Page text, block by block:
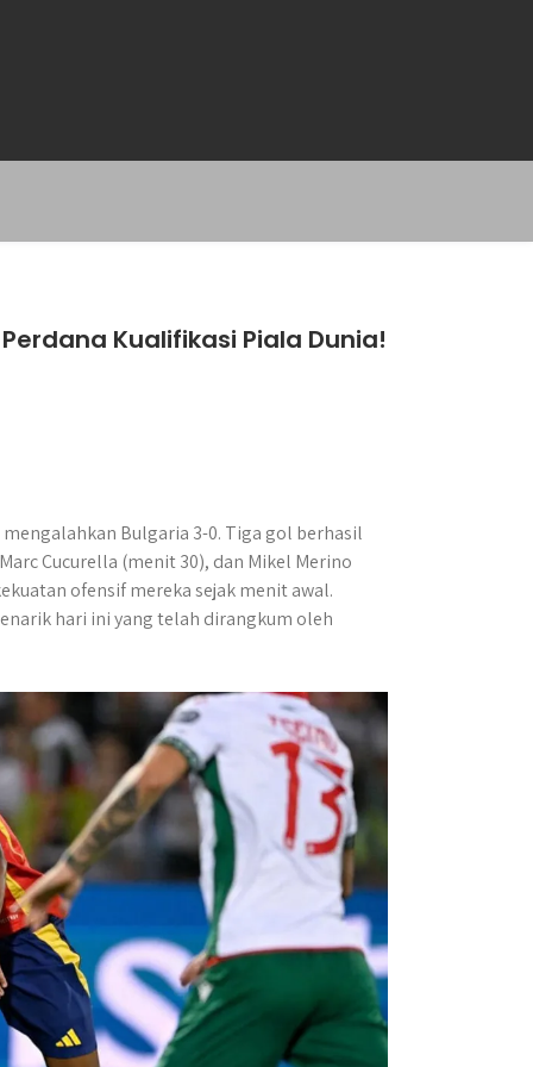
Kualifikasi Piala Dunia!
Bulgaria 3-0. Tiga gol berhasil
Cucurella (menit 30), dan Mikel Merino
ofensif mereka sejak menit awal.
hari ini yang telah dirangkum oleh